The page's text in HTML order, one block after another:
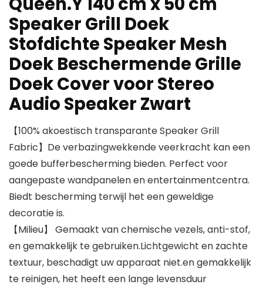
Speaker Grill Doek
Stofdichte Speaker Mesh
Doek Beschermende Grille
Doek Cover voor Stereo
Audio Speaker Zwart
【100% akoestisch transparante Speaker Grill
Fabric】De verbazingwekkende veerkracht kan een
goede bufferbescherming bieden. Perfect voor
aangepaste wandpanelen en entertainmentcentra.
Biedt bescherming terwijl het een geweldige
decoratie is.
【Milieu】 Gemaakt van chemische vezels, anti-stof,
en gemakkelijk te gebruiken.Lichtgewicht en zachte
textuur, beschadigt uw apparaat niet.en gemakkelijk
te reinigen, het heeft een lange levensduur